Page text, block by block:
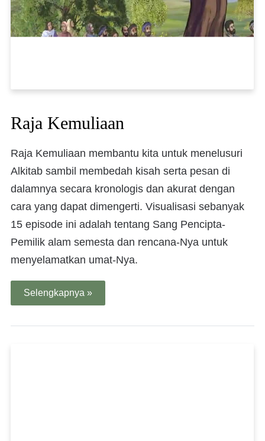
Raja Kemuliaan
Raja Kemuliaan membantu kita untuk menelusuri
Alkitab sambil membedah kisah serta pesan di
dalamnya secara kronologis dan akurat dengan
cara yang dapat dimengerti. Visualisasi sebanyak
15 episode ini adalah tentang Sang Pencipta-
Pemilik alam semesta dan rencana-Nya untuk
menyelamatkan umat-Nya.
Selengkapnya »